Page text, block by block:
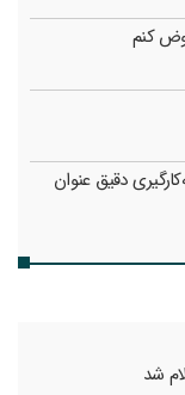
کنم
دقیق عنوان
شد